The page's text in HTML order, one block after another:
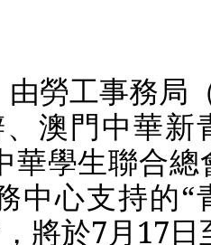
由勞工事務局
澳門中華新
華學生聯合總
中心支持的“
將於7月 17日